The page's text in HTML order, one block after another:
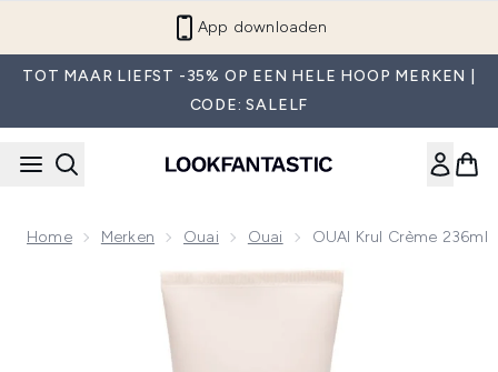
App downloaden
TOT MAAR LIEFST -35% OP EEN HELE HOOP MERKEN |
CODE: SALELF
Home Merken Ouai Ouai OUAI Krul Crème 236ml
Now showing image 1 OUAI Krul Crème 236ml